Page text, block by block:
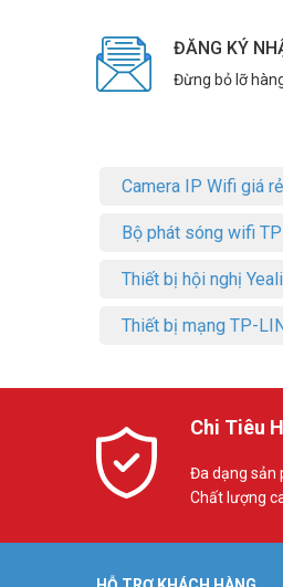
ĐĂNG KÝ
Đừng bỏ lỡ
Camera IP Wifi giá rẻ
Bộ phát sóng wifi
Thiết bị hội nghị
Thiết bị mạng TP-
Chi Tiêu
Đa dạng sản
Chất lượng